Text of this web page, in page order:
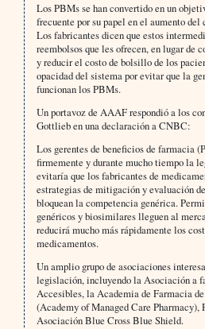
Los PBMs se han convertido en un
frecuente por su papel en el aumento
Los fabricantes dicen que estos
reembolsos que les ofrecen, en lugar de
y reducir el costo de bolsillo de los
opacidad del sistema por evitar que la
funcionan los PBMs.
Un portavoz de AAAF respondió a los
Gottlieb en una declaración a CNBC:
Los gerentes de beneficios de farmacia
firmemente y durante mucho tiempo la
evitaría que los fabricantes de
estrategias de mitigación y evaluación
bloquean la competencia genérica.
genéricos y biosimilares lleguen al
reducirá mucho más rápidamente los
medicamentos.
Un amplio grupo de asociaciones
legislación, incluyendo la Asociación a
Accesibles, la Academia de Farmacia
(Academy of Managed Care
Asociación Blue Cross Blue Shield.